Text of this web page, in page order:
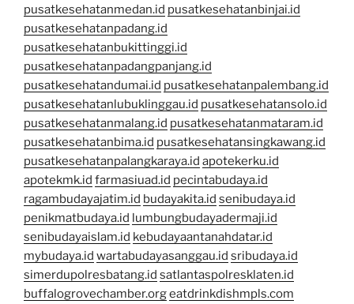
pusatkesehatanmedan.id pusatkesehatanbinjai.id
pusatkesehatanpadang.id
pusatkesehatanbukittinggi.id
pusatkesehatanpadangpanjang.id
pusatkesehatandumai.id pusatkesehatanpalembang.id
pusatkesehatanlubuklinggau.id pusatkesehatansolo.id
pusatkesehatanmalang.id pusatkesehatanmataram.id
pusatkesehatanbima.id pusatkesehatansingkawang.id
pusatkesehatanpalangkaraya.id apotekerku.id
apotekmk.id farmasiuad.id pecintabudaya.id
ragambudayajatim.id budayakita.id senibudaya.id
penikmatbudaya.id lumbungbudayadermaji.id
senibudayaislam.id kebudayaantanahdatar.id
mybudaya.id wartabudayasanggau.id sribudaya.id
simerdupolresbatang.id satlantaspolresklaten.id
buffalogrovechamber.orgeatdrinkdishmpls.com